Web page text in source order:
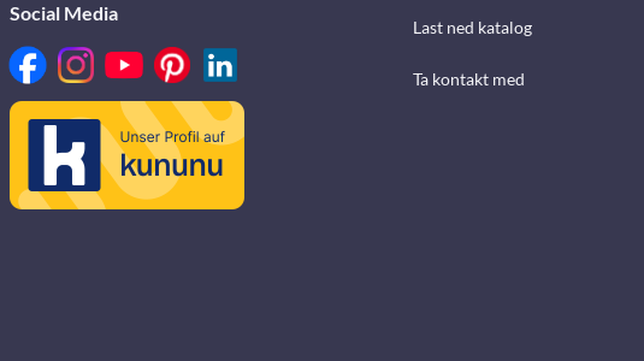
Social Media
Last ned katalog
Ta kontakt med